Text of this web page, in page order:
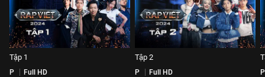
Tập 1
P Full HD
Tập 2
P Full HD P